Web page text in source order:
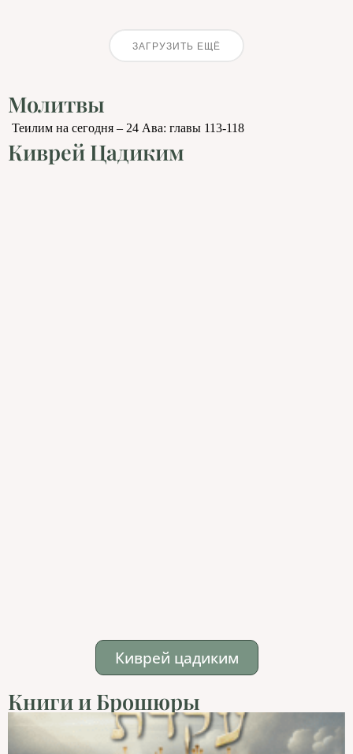
ЗАГРУЗИТЬ ЕЩЁ
Молитвы
Теилим на сегодня – 24 Ава: главы 113-118
Киврей Цадиким
Киврей цадиким
Книги и Брошюры